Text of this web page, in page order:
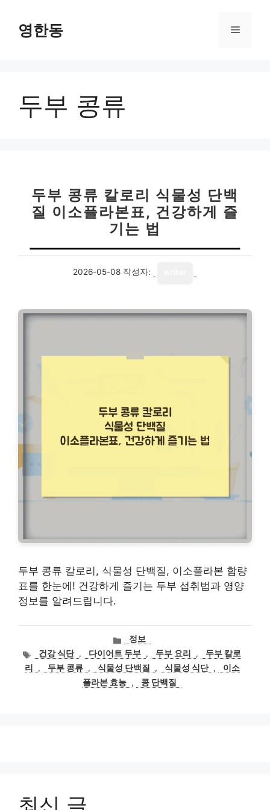
영한동 메
두부 콩류
두부 콩류 칼로리 식물성 단백
질 이소플라본표, 건강하게 즐
기는 법
2026-05-08 작성자:
두부 콩류 칼로리, 식물성 단백질, 이소플라본 함량
표를 한눈에! 건강하게 즐기는 두부 섭취법과 영양
정보를 알려드립니다.
카
테
고
리
정보
태건강 식단 , 다이어트 두부 , 두부 요리 ,
두부 칼로
리
, 두부 콩류 , 식물성 단백질 , 식물성 식단 ,
이소
플라본 효능 , 콩 단백질
최신 글